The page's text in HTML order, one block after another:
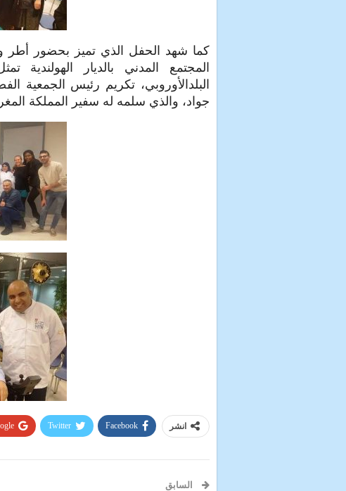
كما شهد الحفل الذي تميز بحضور أطر
المجتمع المدني بالديار الهولندية
البلدالأوروبي، تكريم رئيس الجمعية
جواد، والذي سلمه له سفير المملكة
انشر Facebook
Twitter
السابق